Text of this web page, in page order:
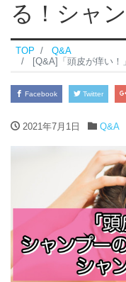
る！シャ
TOP
Q&A
[Q&A]「頭皮が痒い！」シ
Facebook Twitter
2021年7月1日 Q&A